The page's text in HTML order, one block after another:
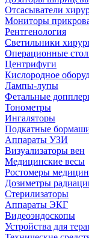
Отсасыватели
Мониторы
Рентгенология
Светильники
Операционные
Центрифуги
Кислородное
Лампы-лупы
Фетальные
Тонометры
Ингаляторы
Подкатные
Аппараты УЗИ
Визуализаторы вен
Медицинские весы
Ростомеры
Дозиметры
Стерилизаторы
Аппараты ЭКГ
Видеоэндоскопы
Устройства для